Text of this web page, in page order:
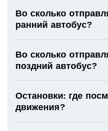
Во сколько
ранний автобус?
Во сколько
поздний автобус?
Остановки: где
движения?